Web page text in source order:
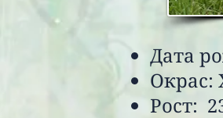
Дата
Окрас:
Рост: